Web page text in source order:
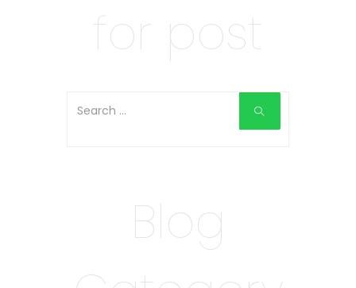
for post
Blog